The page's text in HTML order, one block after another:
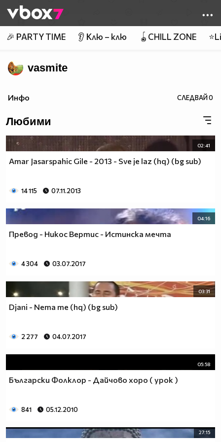
👾
🎉 PARTY TIME 👂 Клю – клю 🪀CHILL ZONE
vasmite
Инфо СЛЕДВАЙ0
Любими
02:41
Amar Jasarspahic Gile - 2013 - Sve je laz (hq) (bg sub)
14 115 07.11.2013
04:16
Превод - Никос Вертис - Истинска мечта
4 304 03.07.2017
03:31
Djani - Nema me (hq) (bg sub)
2 277 04.07.2017
05:58
Български Фолклор - Дайчово хоро ( урок )
841 05.12.2010
27:15